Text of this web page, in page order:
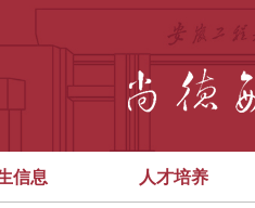
信息 人才培养